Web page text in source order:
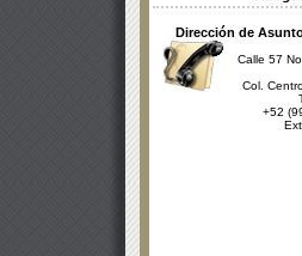
Dirección de
Calle 57
Col.
+52